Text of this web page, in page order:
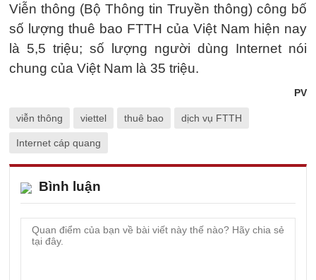
Viễn thông (Bộ Thông tin Truyền thông) công bố
số lượng thuê bao FTTH của Việt Nam hiện nay
là 5,5 triệu; số lượng người dùng Internet nói
chung của Việt Nam là 35 triệu.
PV
viễn thông viettel thuê bao dịch vụ FTTH
Internet cáp quang
Bình luận